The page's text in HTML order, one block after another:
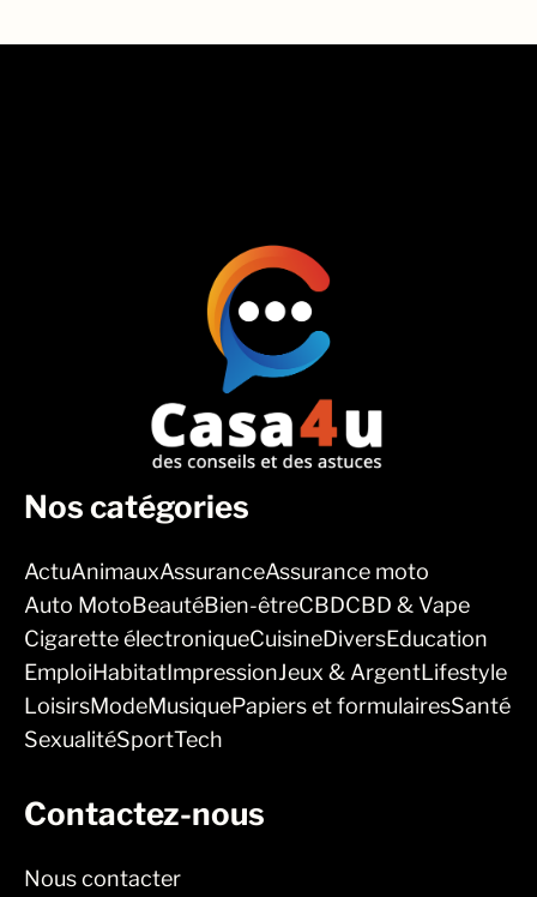
Nos catégories
ActuAnimauxAssuranceAssurance moto
Auto MotoBeautéBien-êtreCBDCBD & Vape
Cigarette électroniqueCuisineDiversEducation
EmploiHabitatImpressionJeux & ArgentLifestyle
LoisirsModeMusiquePapiers et formulairesSanté
SexualitéSportTech
Contactez-nous
Nous contacter